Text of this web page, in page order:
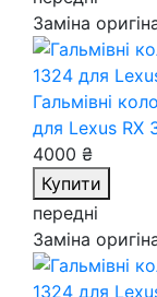
Заміна
Гальмівні
для Lexus RX
4000 ₴
Купити
передні
Заміна